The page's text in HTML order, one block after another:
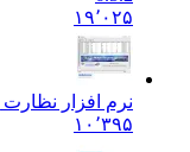
۱۹٬۰۲۵
نرم افزار نظارت بر
۱۰٬۳۹۵